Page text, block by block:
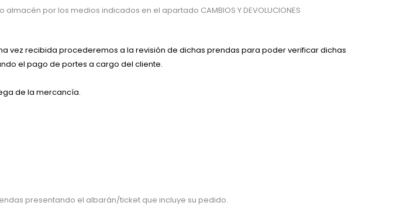
por los medios indicados en el apartado CAMBIOS Y DEVOLUCIONES
vez recibida procederemos a la revisión de dichas prendas para poder verificar dichas
el pago de portes a cargo del cliente.
de la mercancía.
presentando el albarán/ticket que incluye su pedido.